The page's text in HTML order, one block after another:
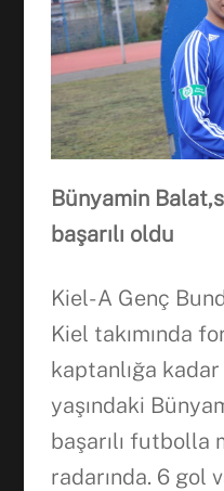
Bünyamin
başarılı oldu
Kiel- A Genç
Kiel takımında
kaptanlığa
yaşındaki
başarılı futbolla
radarında. 6 gol